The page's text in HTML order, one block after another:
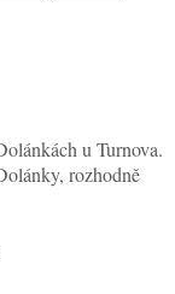
u Turnova.
rozhodně